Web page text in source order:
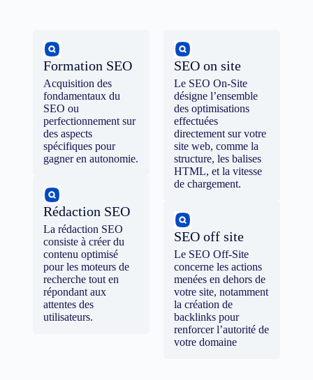
Formation SEO
Acquisition des
fondamentaux du
SEO ou
perfectionnement sur
des aspects
spécifiques pour
gagner en autonomie.
Rédaction SEO
La rédaction SEO
consiste à créer du
contenu optimisé
pour les moteurs de
recherche tout en
répondant aux
attentes des
utilisateurs.
SEO on site
Le SEO On-Site
désigne l’ensemble
des optimisations
effectuées
directement sur votre
site web, comme la
structure, les balises
HTML, et la vitesse
de chargement.
SEO off site
Le SEO Off-Site
concerne les actions
menées en dehors de
votre site, notamment
la création de
backlinks pour
renforcer l’autorité de
votre domaine